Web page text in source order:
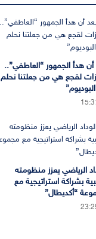
أن هدأ الجمهور “العاطفي”..
لقجع هي من جعلتنا نحلم
الرياضي يعزز منظومته
بشراكة استراتيجية مع
“أكديطال”